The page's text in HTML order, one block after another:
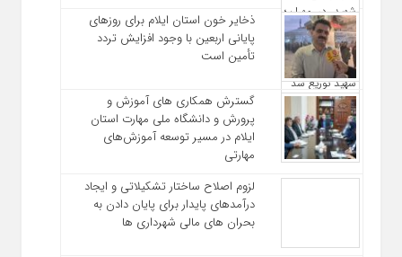
ذخایر خون استان ایلام برای روزهای
پایانی اربعین با وجود افزایش تردد
تأمین است
گسترش همکاری‌ های آموزش و
پرورش و دانشگاه ملی مهارت استان
ایلام در مسیر توسعه آموزش‌های
مهارتی
لزوم اصلاح ساختار تشکیلاتی و ایجاد
درآمدهای پایدار برای پایان دادن به
بحران‌ های مالی شهرداری‌ ها